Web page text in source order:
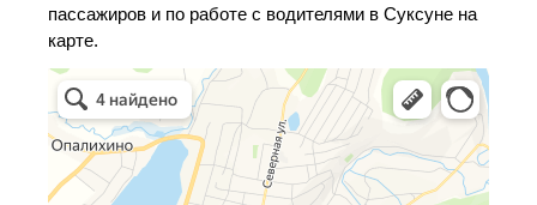
пассажиров и по работе с водителями в Суксуне на
карте.